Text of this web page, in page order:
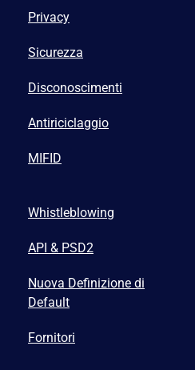
Privacy
Sicurezza
Disconoscimenti
Antiriciclaggio
MIFID
Whistleblowing
API & PSD2
Nuova Definizione di
Default
Fornitori